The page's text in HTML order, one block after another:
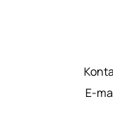
E-